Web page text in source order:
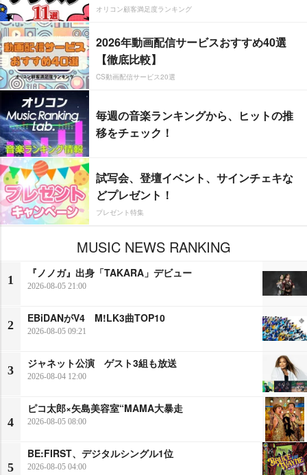
オリコン顧客満足度ランキング
2026年動画配信サービスおすすめ40選
【徹底比較】
CS動画配信サービス20選
毎週の音楽ランキングから、ヒットの推
移をチェック！
試写会、登壇イベント、サインチェキな
どプレゼント！
プレゼント特集
MUSIC NEWS RANKING
1
『ノノガ』出身「TAKARA」デビュー
2026-08-05 21:00
2
EBiDANがV4 M!LK3曲TOP10
2026-08-05 09:21
3
ジャネット公演 ゲスト3組も放送
2026-08-04 12:00
4
ピコ太郎×矢島美容室“MAMA大暴走
2026-08-05 08:00
5
BE:FIRST、デジタルシングル1位
2026-08-05 04:00